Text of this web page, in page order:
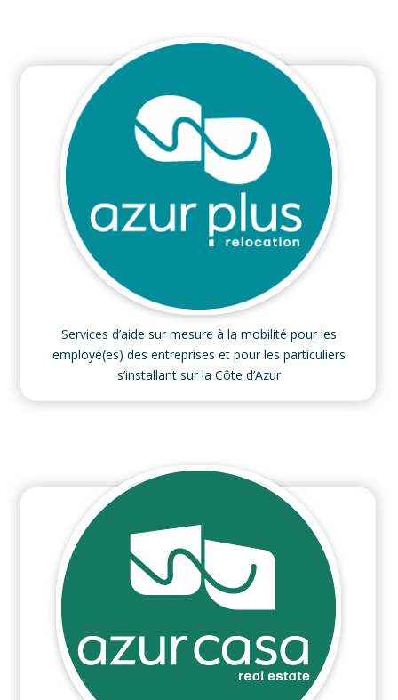
Services d’aide sur mesure à la mobilité pour les
employé(es) des entreprises et pour les particuliers
s’installant sur la Côte d’Azur